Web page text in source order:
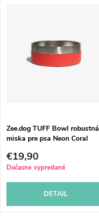
Zee.dog TUFF Bowl robustná
miska pre psa Neon Coral
€19,90
Dočasne vypredané
DETAIL